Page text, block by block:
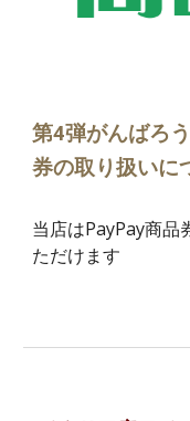
第4弾がんばろ
券の取り扱いに
当店はPayPay商品
ただけます